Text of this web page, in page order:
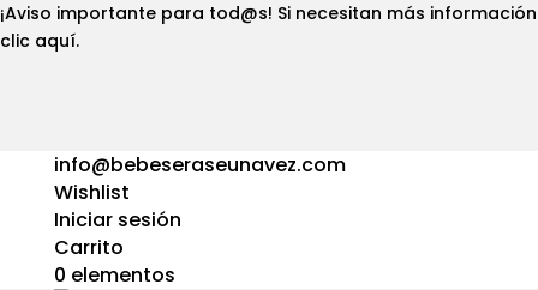
¡Aviso importante para tod@s! Si necesitan más información
clic aquí.
info@bebeseraseunavez.com
Wishlist
Iniciar sesión
Carrito
0 elementos